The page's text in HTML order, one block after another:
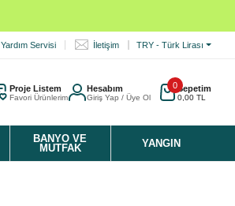
Yardım Servisi İletişim TRY - Türk Lirası
Proje Listem
Favori Ürünlerim
Hesabım
Giriş Yap / Üye Ol
0Sepetim
0,00 TL
BANYO VE
MUTFAK
YANGIN